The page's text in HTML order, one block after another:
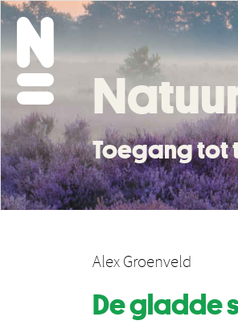
Toegang tot
Alex Groenveld
De gladde